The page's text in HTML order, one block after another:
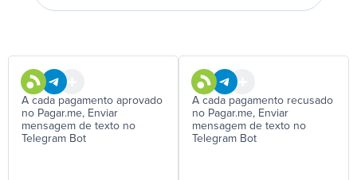
A cada pagamento aprovado
no Pagar.me, Enviar
mensagem de texto no
Telegram Bot
A cada pagamento recusado
no Pagar.me, Enviar
mensagem de texto no
Telegram Bot